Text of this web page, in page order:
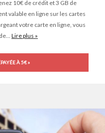
10€ de crédit et 3 GB de
valable en ligne sur les cartes
votre carte en ligne, vous
Lire plus »
À 5€ »